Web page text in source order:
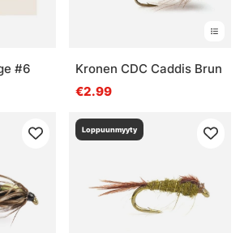
#6
Kronen CDC Caddis Brun
€2.99
Loppuunmyyty